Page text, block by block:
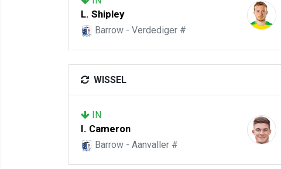
L. Shipley
Barrow - Verdediger #
WISSEL
IN
I. Cameron
Barrow - Aanvaller #